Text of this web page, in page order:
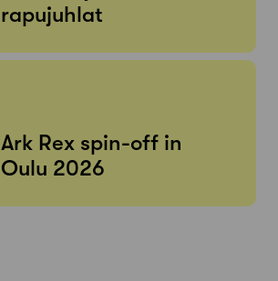
rapujuhlat
Ark Rex spin-off in
Oulu 2026